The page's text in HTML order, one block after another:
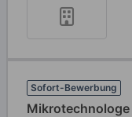
Sofort-Bewerbung